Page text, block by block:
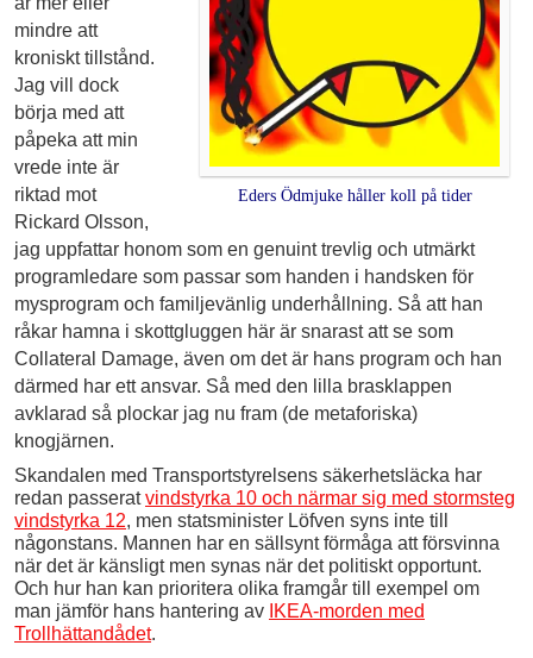
Eders Ödmjuke håller koll på tider
mindre att
kroniskt tillstånd.
Jag vill dock
börja med att
påpeka att min
vrede inte är
riktad mot
Rickard Olsson,
jag uppfattar honom som en genuint trevlig och utmärkt
programledare som passar som handen i handsken för
mysprogram och familjevänlig underhållning. Så att han
råkar hamna i skottgluggen här är snarast att se som
Collateral Damage, även om det är hans program och han
därmed har ett ansvar. Så med den lilla brasklappen
avklarad så plockar jag nu fram (de metaforiska)
knogjärnen.
Skandalen med Transportstyrelsens säkerhetsläcka har
redan passeratvindstyrka 10 och närmar sig med stormsteg
vindstyrka 12, men statsminister Löfven syns inte till
någonstans. Mannen har en sällsynt förmåga att försvinna
när det är känsligt men synas när det politiskt opportunt.
Och hur han kan prioritera olika framgår till exempel om
man jämför hans hantering av IKEA-morden med
Trollhättandådet.